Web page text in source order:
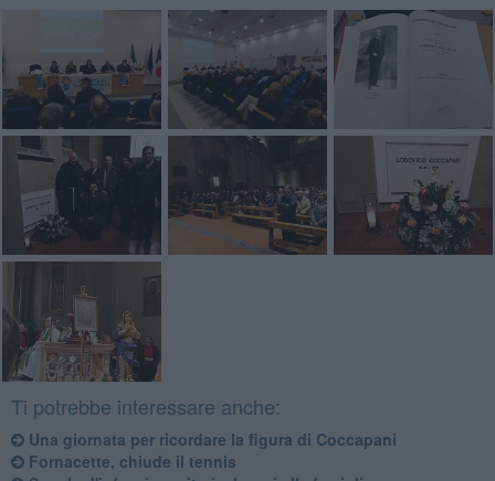
Ti potrebbe interessare anche:
Una giornata per ricordare la figura di Coccapani
Fornacette, chiude il tennis